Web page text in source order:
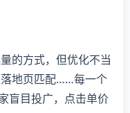
的方式，但优化不当
地页匹配……每一个
盲目投广，点击单价